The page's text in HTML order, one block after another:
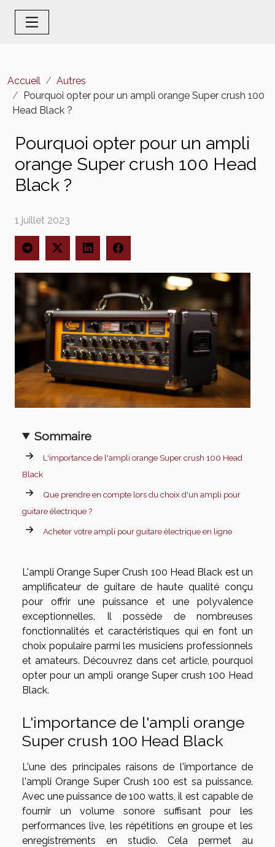
Accueil
Autres
Pourquoi opter pour un ampli orange Super crush 100
Head Black ?
Pourquoi opter pour un ampli
orange Super crush 100 Head
Black ?
1 juillet 2023
Sommaire
L'importance de l'ampli orange Super crush 100 Head
Black
Que prendre en compte lors du choix d'un ampli pour
guitare électrique ?
Acheter votre ampli pour guitare électrique en ligne
L'ampli Orange Super Crush 100 Head Black est un
amplificateur de guitare de haute qualité conçu
pour offrir une puissance et une polyvalence
exceptionnelles. Il possède de nombreuses
fonctionnalités et caractéristiques qui en font un
choix populaire parmi les musiciens professionnels
et amateurs. Découvrez dans cet article, pourquoi
opter pour un ampli orange Super crush 100 Head
Black.
L'importance de l'ampli orange
Super crush 100 Head Black
L'une des principales raisons de l'importance de
l'ampli Orange Super Crush 100 est sa puissance.
Avec une puissance de 100 watts, il est capable de
fournir un volume sonore suffisant pour les
performances live, les répétitions en groupe et les
enregistrements en studio. Cela permet au